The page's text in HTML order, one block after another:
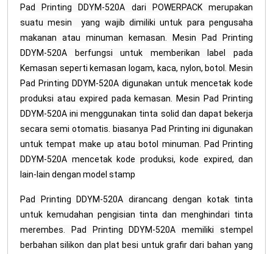
Pad Printing DDYM-520A dari POWERPACK merupakan
suatu mesin yang wajib dimiliki untuk para pengusaha
makanan atau minuman kemasan. Mesin Pad Printing
DDYM-520A berfungsi untuk memberikan label pada
Kemasan seperti kemasan logam, kaca, nylon, botol. Mesin
Pad Printing DDYM-520A digunakan untuk mencetak kode
produksi atau expired pada kemasan. Mesin Pad Printing
DDYM-520A ini menggunakan tinta solid dan dapat bekerja
secara semi otomatis. biasanya Pad Printing ini digunakan
untuk tempat make up atau botol minuman. Pad Printing
DDYM-520A mencetak kode produksi, kode expired, dan
lain-lain dengan model stamp
Pad Printing DDYM-520A dirancang dengan kotak tinta
untuk kemudahan pengisian tinta dan menghindari tinta
merembes. Pad Printing DDYM-520A memiliki stempel
berbahan silikon dan plat besi untuk grafir dari bahan yang